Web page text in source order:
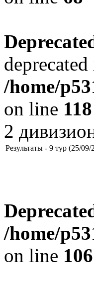
deprecated
/home/
on line 118
2
Результаты - 9 тур (25/09/
/home/
on line 106